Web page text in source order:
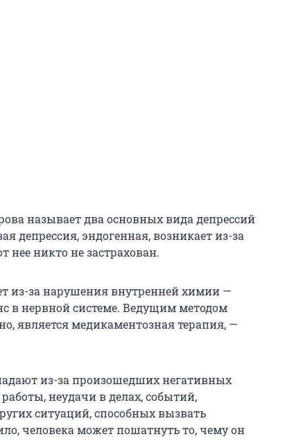
называет два основных вида депрессий
депрессия, эндогенная, возникает из-за
нее никто не застрахован.
из-за нарушения внутренней химии —
в нервной системе. Ведущим методом
является медикаментозная терапия, —
из-за произошедших негативных
неудачи в делах, событий,
ситуаций, способных вызвать
человека может пошатнуть то, чему он